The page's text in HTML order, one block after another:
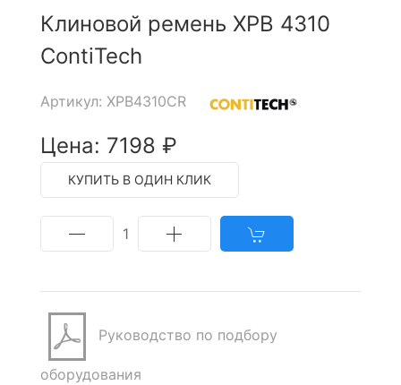
Клиновой ремень XPB 4310
ContiTech
Артикул: XPB4310CR
Цена: 7198 ₽
КУПИТЬ В ОДИН КЛИК
1
Руководство по подбору
оборудования